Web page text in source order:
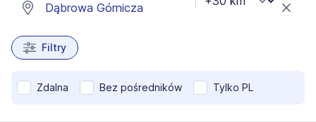
Filtry
Zdalna Bez pośredników Tylko PL